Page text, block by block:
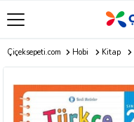
Çiçeksepeti.com Hobi Kitap